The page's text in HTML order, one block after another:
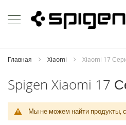
to
Content
h
o
i
P
h
Главная Xiaomi Xiaomi 17
Spigen Xiaomi 17
Мы не можем найти продукты,